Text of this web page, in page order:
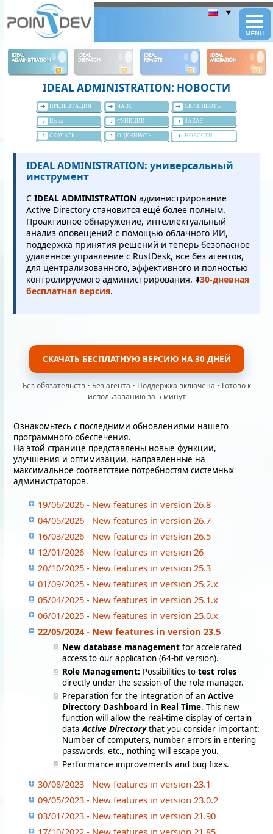
IDEAL
ADMINISTRATION
IDEAL
DISPATCH
IDEAL
REMOTE
IDEAL
MIGRATION
IDEAL ADMINISTRATION: НОВОСТИ
ПРЕЗЕНТАЦИЯ ЧАВО СКРИНШОТЫ
Цены ФУНКЦИИ ЗАКАЗ
СКАЧАТЬ ОЦЕНИВАТЬ НОВОСТИ
IDEAL ADMINISTRATION: универсальный
инструмент
С IDEAL ADMINISTRATION администрирование
Active Directory становится ещё более полным.
Проактивное обнаружение, интеллектуальный
анализ оповещений с помощью облачного ИИ,
поддержка принятия решений и теперь безопасное
удалённое управление с RustDesk, всё без агентов,
для централизованного, эффективного и полностью
контролируемого администрирования. ⬇️30-дневная
бесплатная версия.
СКАЧАТЬ БЕСПЛАТНУЮ ВЕРСИЮ НА 30 ДНЕЙ
Без обязательств • Без агента • Поддержка включена • Готово к
использованию за 5 минут
Ознакомьтесь с последними обновлениями нашего
программного обеспечения.
На этой странице представлены новые функции,
улучшения и оптимизации, направленные на
максимальное соответствие потребностям системных
администраторов.
19/06/2026 - New features in version 26.8
04/05/2026 - New features in version 26.7
16/03/2026 - New features in version 26.5
12/01/2026 - New features in version 26
20/10/2025 - New features in version 25.3
01/09/2025 - New features in version 25.2.x
05/04/2025 - New features in version 25.1.x
06/01/2025 - New features in version 25.0.x
22/05/2024 - New features in version 23.5
New database management for accelerated
access to our application (64-bit version).
Role Management: Possibilities to test roles
directly under the session of the role manager.
Preparation for the integration of an Active
Directory Dashboard in Real Time. This new
function will allow the real-time display of certain
dataActive Directorythat you consider important:
Number of computers, number errors in entering
passwords, etc., nothing will escape you.
Performance improvements and bug fixes.
30/08/2023 - New features in version 23.1
09/05/2023 - New features in version 23.0.2
03/01/2023 - New features in version 21.90
Panneau de gestion des cookies